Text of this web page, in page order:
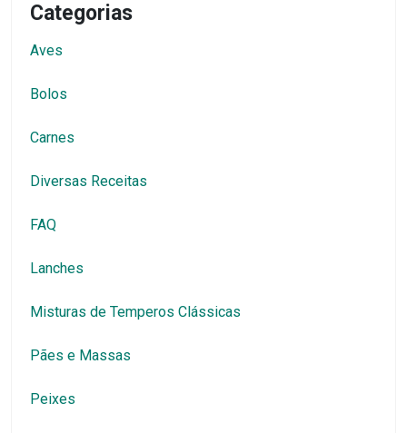
Categorias
Aves
Bolos
Carnes
Diversas Receitas
FAQ
Lanches
Misturas de Temperos Clássicas
Pães e Massas
Peixes